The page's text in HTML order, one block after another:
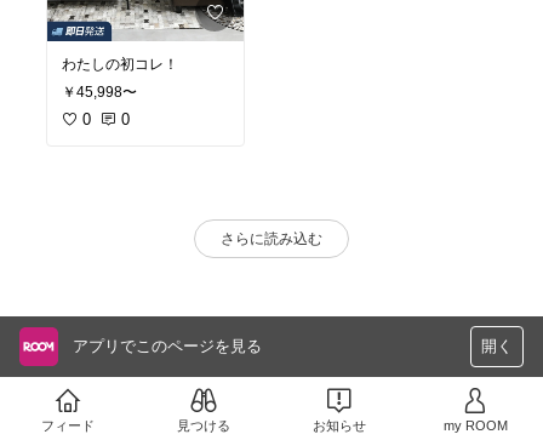
わたしの初コレ！
￥45,998〜
0 0
さらに読み込む
アプリでこのページを見る 開く
フィード 見つける お知らせ my ROOM